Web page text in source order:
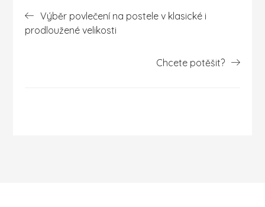
proVýběr povlečení na postele v klasické i
prodloužené velikosti
Chcete potěšit?